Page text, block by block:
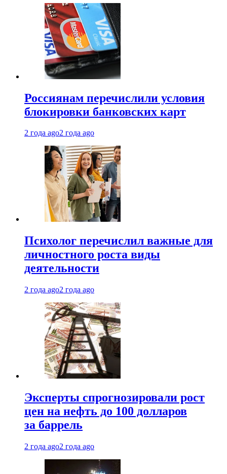
Россиянам перечислили условия
блокировки банковских карт
2 года ago2 года ago
Психолог перечислил важные для
личностного роста виды
деятельности
2 года ago2 года ago
Эксперты спрогнозировали рост
цен на нефть до 100 долларов
за баррель
2 года ago2 года ago